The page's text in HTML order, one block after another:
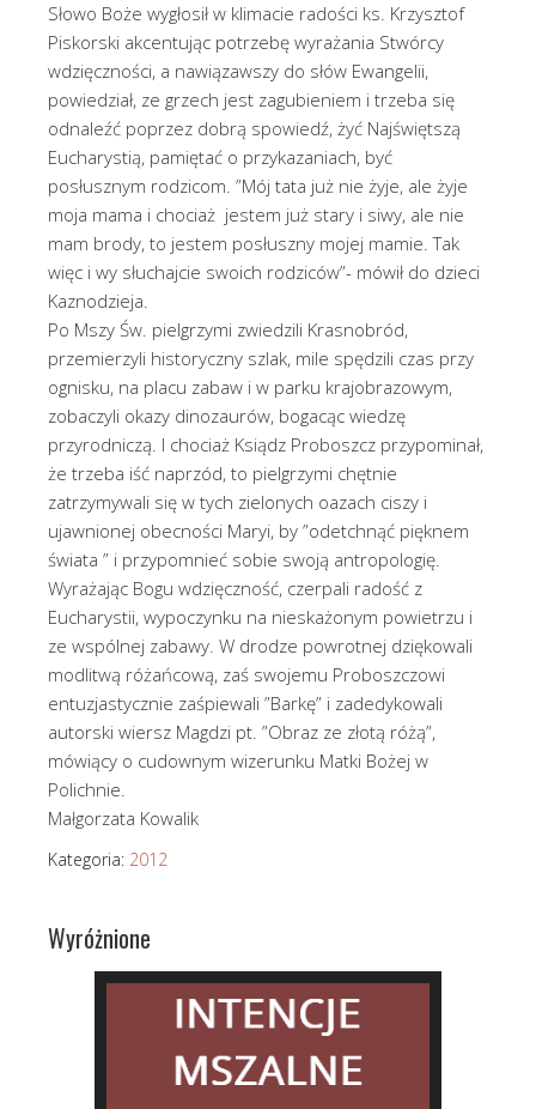
Słowo Boże wygłosił w klimacie radości ks. Krzysztof
Piskorski akcentując potrzebę wyrażania Stwórcy
wdzięczności, a nawiązawszy do słów Ewangelii,
powiedział, ze grzech jest zagubieniem i trzeba się
odnaleźć poprzez dobrą spowiedź, żyć Najświętszą
Eucharystią, pamiętać o przykazaniach, być
posłusznym rodzicom. ”Mój tata już nie żyje, ale żyje
moja mama i chociaż jestem już stary i siwy, ale nie
mam brody, to jestem posłuszny mojej mamie. Tak
więc i wy słuchajcie swoich rodziców”- mówił do dzieci
Kaznodzieja.
Po Mszy Św. pielgrzymi zwiedzili Krasnobród,
przemierzyli historyczny szlak, mile spędzili czas przy
ognisku, na placu zabaw i w parku krajobrazowym,
zobaczyli okazy dinozaurów, bogacąc wiedzę
przyrodniczą. I chociaż Ksiądz Proboszcz przypominał,
że trzeba iść naprzód, to pielgrzymi chętnie
zatrzymywali się w tych zielonych oazach ciszy i
ujawnionej obecności Maryi, by ”odetchnąć pięknem
świata ” i przypomnieć sobie swoją antropologię.
Wyrażając Bogu wdzięczność, czerpali radość z
Eucharystii, wypoczynku na nieskażonym powietrzu i
ze wspólnej zabawy. W drodze powrotnej dziękowali
modlitwą różańcową, zaś swojemu Proboszczowi
entuzjastycznie zaśpiewali ”Barkę” i zadedykowali
autorski wiersz Magdzi pt. ”Obraz ze złotą różą”,
mówiący o cudownym wizerunku Matki Bożej w
Polichnie.
Małgorzata Kowalik
Kategoria: 2012
Wyróżnione